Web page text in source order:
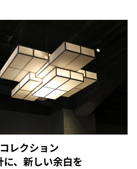
レクション
、新しい余白を